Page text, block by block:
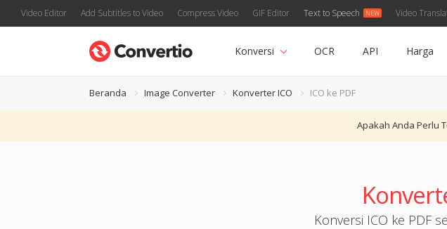
Video Editor Add Subtitles to Video Compress Video GIF Editor Text to Speech Video
Konversi OCR API Harga
Beranda Image Converter Konverter ICO ICO ke PDF
Apakah Anda Perlu
Konversi ICO ke PDF